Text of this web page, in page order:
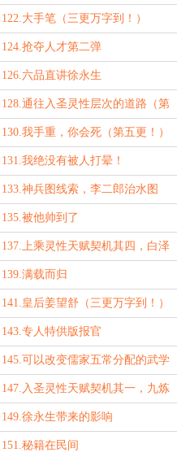
122.大手笔（三更万字到！）
124.抢夺人才第二弹
126.六品直讲徐永生
128.通往入圣灵性层次的道路（第
三更）
130.我手重，你会死（第五更！）
131.我绝没有被人打晕！
133.神兵图线索，李二郎治水图
（第三更）
135.被他帅到了
137.上乘灵性天赋契机其四，白泽
角（5k章节）
139.满载而归
141.皇后姜望舒（三更万字到！）
143.专人特供版报官
145.可以改变儒家五常分配的武学
147.入圣灵性天赋契机其一，九炼
琼华（三更万字到！）
149.徐永生带来的影响
151.秘籍在民间